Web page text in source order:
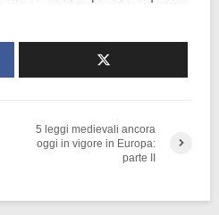
5 leggi medievali ancora
oggi in vigore in Europa:
parte II